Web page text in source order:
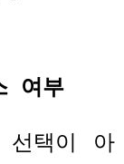
여부
선택이 아